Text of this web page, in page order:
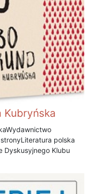
Kubryńska
Wydawnictwo
polska
Dyskusyjnego Klubu